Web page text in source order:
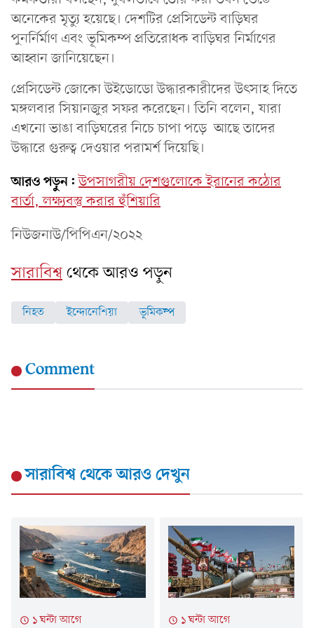
অনেকের মৃত্যু হয়েছে। দেশটির প্রেসিডেন্ট বাড়িঘর
পুনর্নির্মাণ এবং ভূমিকম্প প্রতিরোধক বাড়িঘর নির্মাণের
আহ্বান জানিয়েছেন।
প্রেসিডেন্ট জোকো উইডোডো উদ্ধারকারীদের উৎসাহ দিতে
মঙ্গলবার সিয়ানজুর সফর করেছেন। তিনি বলেন, যারা
এখনো ভাঙা বাড়িঘরের নিচে চাপা পড়ে আছে তাদের
উদ্ধারে গুরুত্ব দেওয়ার পরামর্শ দিয়েছি।
আরও পড়ুন: উপসাগরীয় দেশগুলোকে ইরানের কঠোর
বার্তা, লক্ষ্যবস্তু করার হুঁশিয়ারি
নিউজনাউ/পিপিএন/২০২২
সারাবিশ্বথেকে আরও পড়ুন
নিহত ইন্দোনেশিয়া ভূমিকম্প
Comment
সারাবিশ্বথেকে আরও দেখুন
১ ঘন্টা আগে
১ ঘন্টা আগে